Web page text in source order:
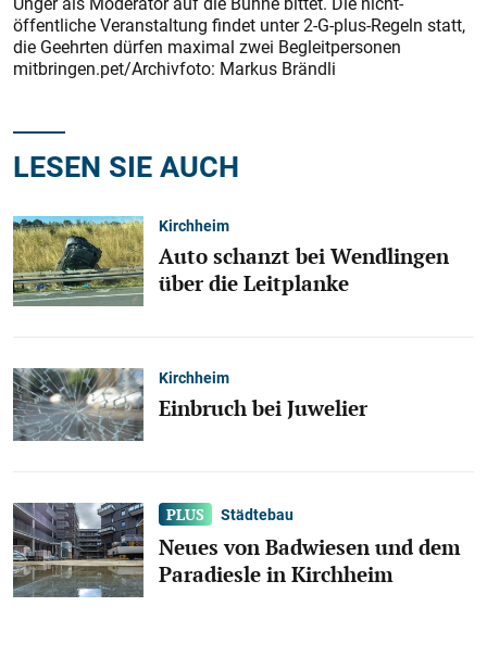
öffentliche Veranstaltung findet unter 2-G-plus-Regeln statt,
die Geehrten dürfen maximal zwei Begleitpersonen
mitbringen.pet/Archivfoto: Markus Brändli
LESEN SIE AUCH
Kirchheim
Auto schanzt bei Wendlingen
über die Leitplanke
Kirchheim
Einbruch bei Juwelier
Städtebau
Neues von Badwiesen und dem
Paradiesle in Kirchheim